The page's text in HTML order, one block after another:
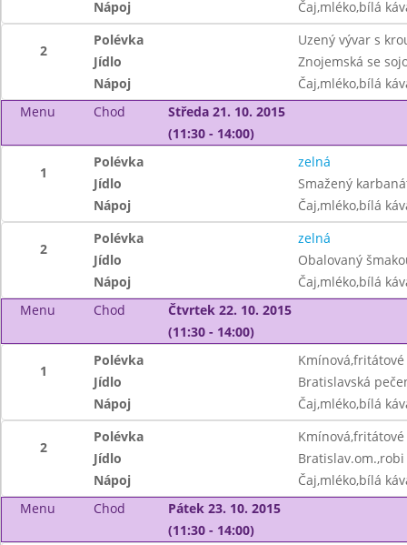
Nápoj Čaj,mléko,bílá
2
Polévka
Uzený vývar s
Jídlo
Znojemská se
Nápoj
Čaj,mléko,bílá
Menu
Chod
Středa 21. 10. 2015
(11:30 - 14:00)
1
Polévka
zelná
Jídlo
Smažený
Nápoj
Čaj,mléko,bílá
2
Polévka
zelná
Jídlo
Obalovaný
Nápoj
Čaj,mléko,bílá
Menu
Chod
Čtvrtek 22. 10. 2015
(11:30 - 14:00)
1
Polévka
Jídlo
Bratislavská
Nápoj
Čaj,mléko,bílá
2
Polévka
Jídlo
Nápoj
Čaj,mléko,bílá
Menu
Chod
Pátek 23. 10. 2015
(11:30 - 14:00)